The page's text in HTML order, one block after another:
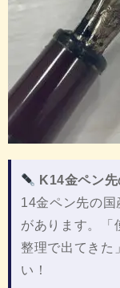
K14金ペン
14金ペン先の
があります。「
整理で出てきた
い！